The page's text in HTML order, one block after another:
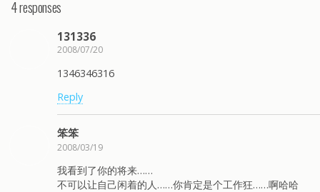
4 responses
131336
2008/07/20
1346346316
Reply
笨笨
2008/03/19
我看到了你的将来……
不可以让自己闲着的人……你肯定是个工作狂……啊哈哈